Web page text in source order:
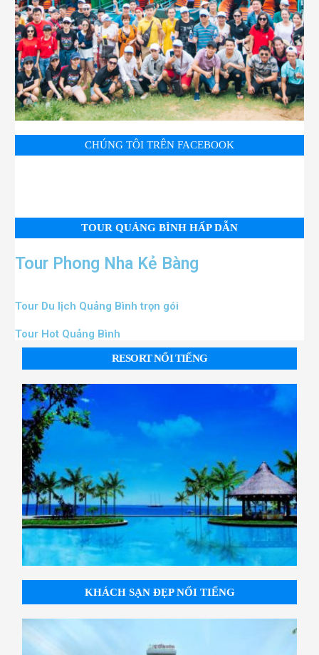
CHÚNG TÔI TRÊN FACEBOOK
TOUR QUẢNG BÌNH HẤP DẪN
Tour Phong Nha Kẻ Bàng
Tour Du lịch Quảng Bình trọn gói
Tour Hot Quảng Bình
RESORT NỔI TIẾNG
KHÁCH SẠN ĐẸP NỔI TIẾNG